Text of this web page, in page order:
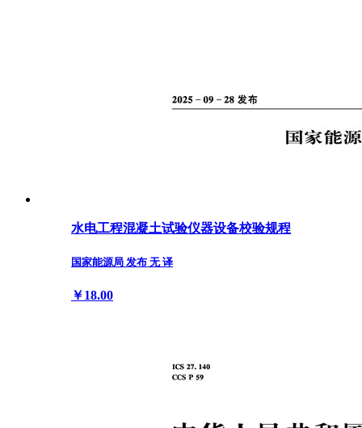
水电工程混凝土试验仪器设备校验规程
国家能源局 发布 无 译
￥18.00